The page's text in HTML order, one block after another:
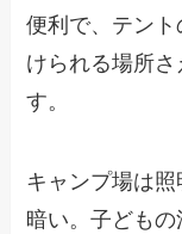
便利で、テン
けられる場所
す。
キャンプ場は
暗い。子ども